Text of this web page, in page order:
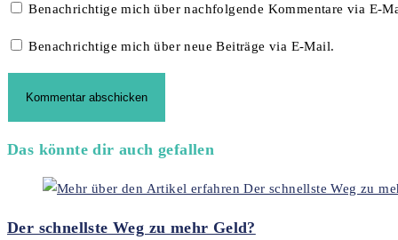
Benachrichtige mich über nachfolgende Kommentare via E-
Benachrichtige mich über neue Beiträge via E-Mail.
Das könnte dir auch gefallen
Der schnellste Weg zu mehr Geld?